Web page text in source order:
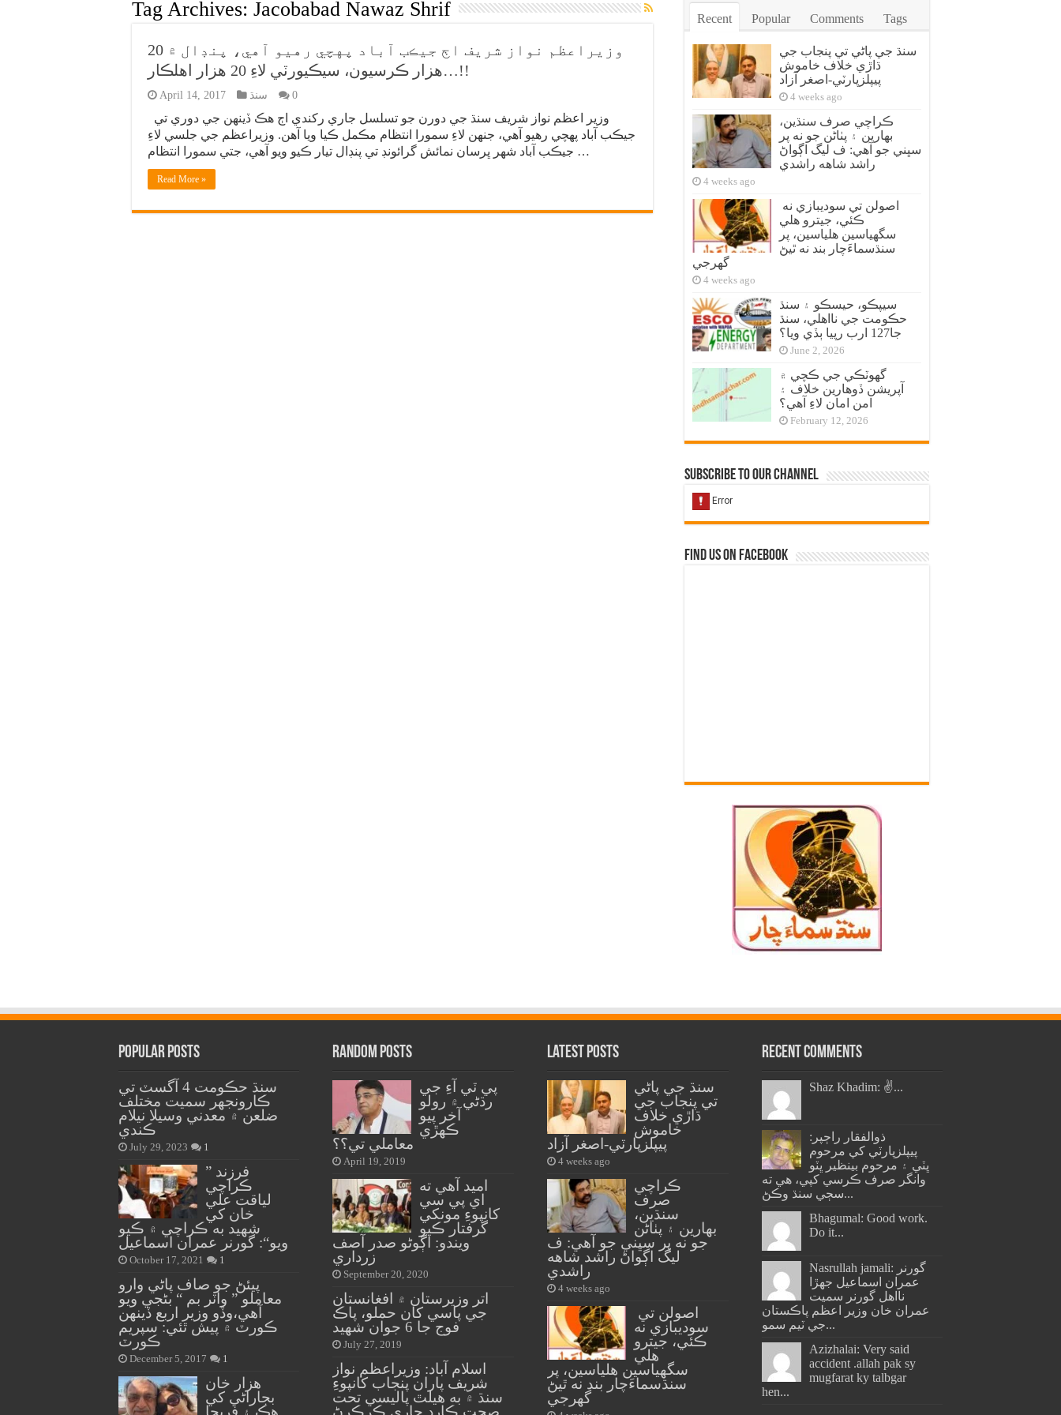
Tag Archives: Jacobabad Nawaz Shrif
وزيراعظم نواز شريف اڄ جيڪب آباد پهچي رهيو آهي، پنڊال ۾ 20
هزار ڪرسيون، سيڪيورٽي لاءِ 20 هزار اهلڪار…!!
April 14, 2017 سنڌ 0
جيڪب آباد پهچي رهيو آهي، جنهن لاءِ سمورا انتظام مڪمل ڪيا ويا آهن. وزيراعظم جي جلسي لاءِ
جيڪب آباد شهر ڀرسان نمائش گرائونڊ تي پنڊال تيار ڪيو ويو آهي، جتي سمورا انتظام …
Read More »
Recent Popular Comments Tags
سنڌ جي پاڻي تي پنجاب جي
ڌاڙي خلاف خاموش
پيپلزپارٽي-اصغر آزاد
4 weeks ago
ڪراچي صرف سنڌين،
بهارين ۽ پٺاڻن جو نه پر
سڀني جو آهي: ف ليگ اڳواڻ
راشد شاهه راشدي
4 weeks ago
ڪئي، جيترو هلي
سگهياسين هلياسين، پر
سنڌسماءَچار بند نه ٿيڻ
گهرجي
4 weeks ago
سيپڪو، حيسڪو ۽ سنڌ
حڪومت جي نااهلي، سنڌ
جا127 ارب رپيا ٻڏي ويا؟
June 2, 2026
گهوٽڪي جي ڪچي ۾
آپريشن ڏوهارين خلاف ۽
امن امان لاءِ آهي؟
February 12, 2026
Subscribe to our Channel
Find us on Facebook
Popular Posts
سنڌ حڪومت 4 آگسٽ تي
ڪارونجهر سميت مختلف
ضلعن ۾ معدني وسيلا نيلام
ڪندي
July 29, 2023 1
” فرزند
ڪراچي
لياقت علي
خان کي
شهيد به ڪراچي ۾ ڪيو
ويو“: گورنر عمران اسماعيل
October 17, 2021 1
پيئڻ جو صاف پاڻي وارو
معاملو ” واٽر بم “ بڻجي ويو
آهي،وڏو وزير اربع ڏينهن
ڪورٽ ۾ پيش ٿئي: سپريم
ڪورٽ
December 5, 2017 1
هزار خان
بجاراڻي کي
هڪ ۽ فريحا
Random Posts
پي ٽي آءِ جي
رڌڻي ۾ رولو
آخر پيو
ڪهڙي
معاملي تي؟؟
April 19, 2019
اميد آهي ته
اي پي سي
کانپوءِ مونکي
گرفتار ڪيو
ويندو: اڳوڻو صدر آصف
زرداري
September 20, 2020
اتر وزيرستان ۾ افغانستان
جي پاسي کان حملو، پاڪ
فوج جا 6 جوان شهيد
July 27, 2019
اسلام آباد: وزيراعظم نواز
شريف پاران پنجاب کانپوءِ
سنڌ ۾ به هيلٿ پاليسي تحت
صحت ڪارڊ جاري ڪرڪرڻ
Latest Posts
سنڌ جي پاڻي
تي پنجاب جي
ڌاڙي خلاف
خاموش
پيپلزپارٽي-اصغر آزاد
4 weeks ago
ڪراچي
صرف
سنڌين،
بهارين ۽ پٺاڻن
جو نه پر سڀني جو آهي: ف
ليگ اڳواڻ راشد شاهه
راشدي
4 weeks ago
سوديبازي نه
ڪئي، جيترو
هلي
سگهياسين هلياسين، پر
سنڌسماءَچار بند نه ٿيڻ
گهرجي
Recent Comments
Shaz Khadim: ✌️...
ذوالفقار راڄپر:
پيپلزپارٽي کي مرحوم
ڀٽي ۽ مرحوم بينظير ڀٽو
وانگر صرف ڪرسي کپي، هي ته
سڄي سنڌ وڪڻ...
Bhagumal: Good work.
Do it...
Nasrullah jamali: گورنر
عمران اسماعيل جھڙا
نااهل گورنر سميت
عمران خان وزير اعظم پاڪستان
جي ٽيم سمو...
Azizhalai: Very said
accident .allah pak sy
mugfarat ky talbgar
hen...